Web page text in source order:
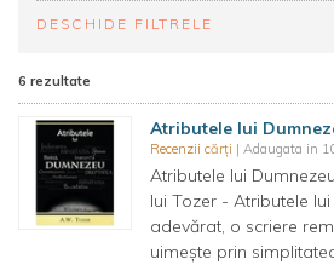
DESCHIDE FILTRELE
6 rezultate
Atributele lui
Recenzii cărți | Adaugata in
Atributele lui
lui Tozer - Atributele
adevărat, o scriere
uimeşte prin